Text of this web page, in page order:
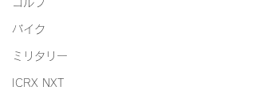
ゴルフ
バイク
ミリタリー
ICRX NXT